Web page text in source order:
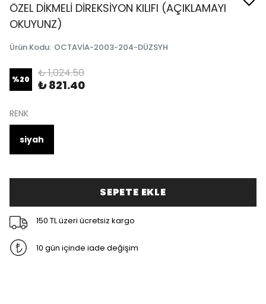
ÖZEL DİKMELİ DİREKSİYON KILIFI (AÇIKLAMAYI
OKUYUNZ)
Ürün Kodu: OCTAVİA-2003-204-DÜZSYH
%20 ₺ 1,024.50
₺ 821.40
RENK
siyah
SEPETE EKLE
150 TL üzeri ücretsiz kargo
10 gün içinde iade değişim